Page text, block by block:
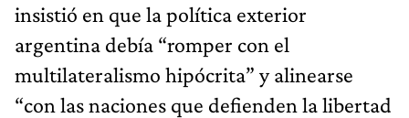
insistió en que la política exterior
argentina debía “romper con el
multilateralismo hipócrita” y alinearse
“con las naciones que defienden la libertad